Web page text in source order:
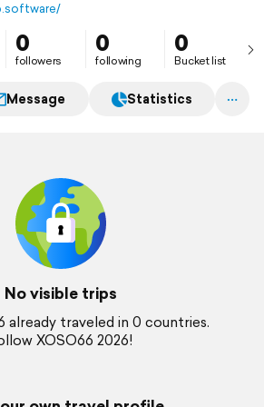
0
followers
0
following
0
Bucket list
Message Statistics
No visible trips
already traveled in 0 countries.
XOSO66 2026!